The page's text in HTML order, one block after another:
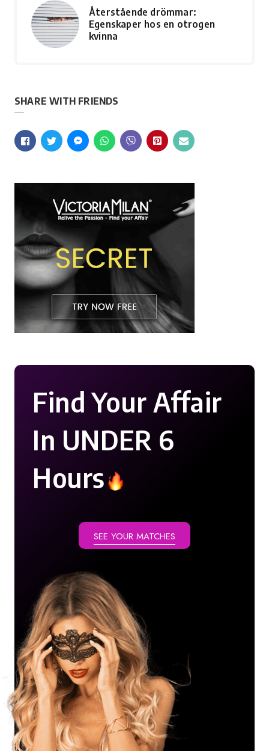
Återstående drömmar:
Egenskaper hos en otrogen
kvinna
SHARE WITH FRIENDS
Find Your Affair
In UNDER 6
Hours
SEE YOUR MATCHES